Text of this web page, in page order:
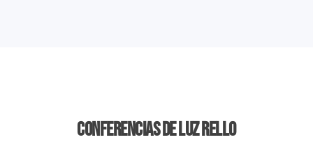
Conferencias de Luz Rello